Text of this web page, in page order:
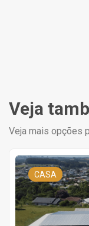
Veja
Veja mais opções
CASA